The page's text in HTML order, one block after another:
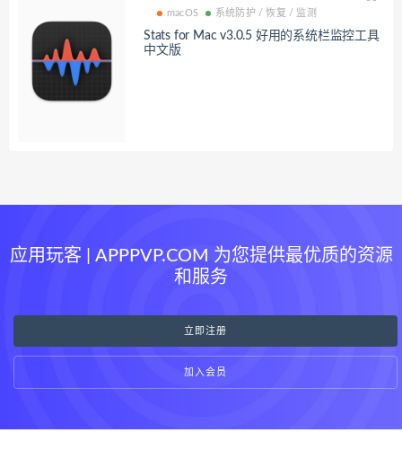
macOS 系统防护 / 恢复 / 监测
Stats for Mac v3.0.5 好用的系统栏监控工具
中文版
应用玩客 | APPPVP.COM 为您提供最优质的资源
和服务
立即注册
加入会员